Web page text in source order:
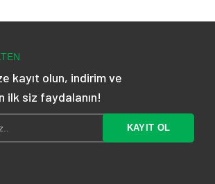
kayıt olun, indirim ve
ilk siz faydalanın!